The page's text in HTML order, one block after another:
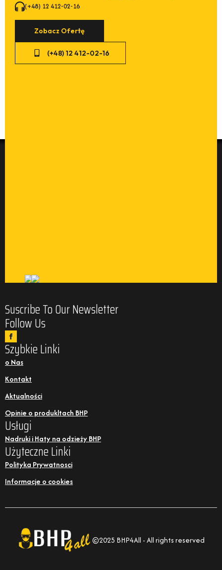
(+48) 12 412-02-16
Zobacz Ofertę
(+48) 12 412-02-16
Suscribe To Our Newsletter
Follow Us
Szybkie Linki
o Nas
Kontakt
Aktualności
Opinie o produkltach BHP
Usługi
Nadruki i Haty na odzieży BHP
Użyteczne Linki
Polityka Prywatnosci
Informacje o cookies
©2025 BHP4All - All rights reserved